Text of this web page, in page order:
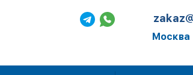
Москва